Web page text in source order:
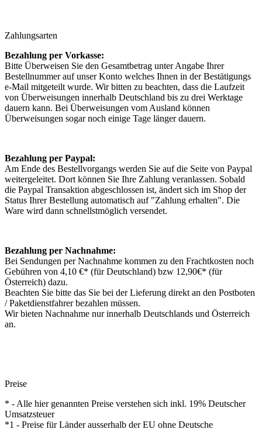
Zahlungsarten
Bezahlung per Vorkasse:
Bitte Überweisen Sie den Gesamtbetrag unter Angabe Ihrer
Bestellnummer auf unser Konto welches Ihnen in der Bestätigungs
e-Mail mitgeteilt wurde. Wir bitten zu beachten, dass die Laufzeit
von Überweisungen innerhalb Deutschland bis zu drei Werktage
dauern kann. Bei Überweisungen vom Ausland können
Überweisungen sogar noch einige Tage länger dauern.
Bezahlung per Paypal:
Am Ende des Bestellvorgangs werden Sie auf die Seite von Paypal
weitergeleitet. Dort können Sie Ihre Zahlung veranlassen. Sobald
die Paypal Transaktion abgeschlossen ist, ändert sich im Shop der
Status Ihrer Bestellung automatisch auf "Zahlung erhalten". Die
Ware wird dann schnellstmöglich versendet.
Bezahlung per Nachnahme:
Bei Sendungen per Nachnahme kommen zu den Frachtkosten noch
Gebühren von 4,10 €* (für Deutschland) bzw 12,90€* (für
Österreich) dazu.
Beachten Sie bitte das Sie bei der Lieferung direkt an den Postboten
/ Paketdienstfahrer bezahlen müssen.
Wir bieten Nachnahme nur innerhalb Deutschlands und Österreich
an.
Preise
* - Alle hier genannten Preise verstehen sich inkl. 19% Deutscher
Umsatzsteuer
*1 - Preise für Länder ausserhalb der EU ohne Deutsche